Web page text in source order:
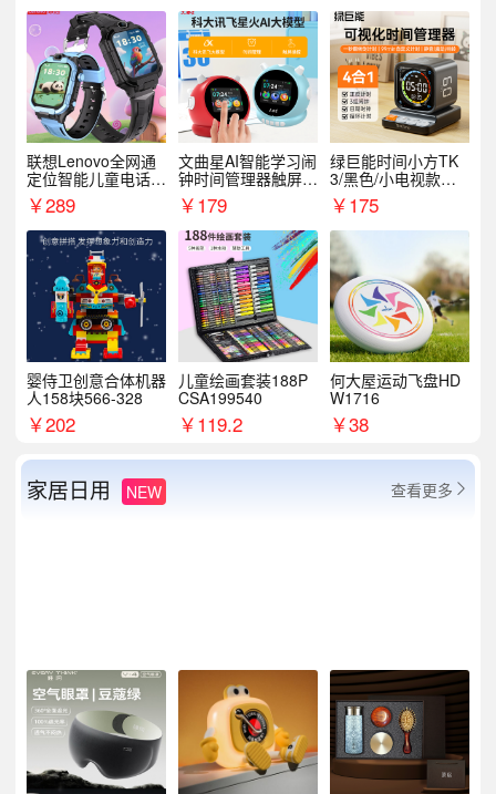
联想Lenovo全网通
定位智能儿童电话手
表A1
￥289
文曲星AI智能学习闹
钟时间管理器触屏N
1pro
￥179
绿巨能时间小方TK
3/黑色/小电视款【T
K3】
￥175
婴侍卫创意合体机器
人158块566-328
￥202
儿童绘画套装188P
CSA199540
￥119.2
何大屋运动飞盘HD
W1716
￥38
家居日用 NEW 查看更多 